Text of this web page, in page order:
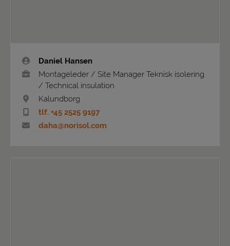
Daniel Hansen
Montageleder / Site Manager Teknisk isolering
/ Technical insulation
Kalundborg
tlf. +45 2525 9197
daha@norisol.com